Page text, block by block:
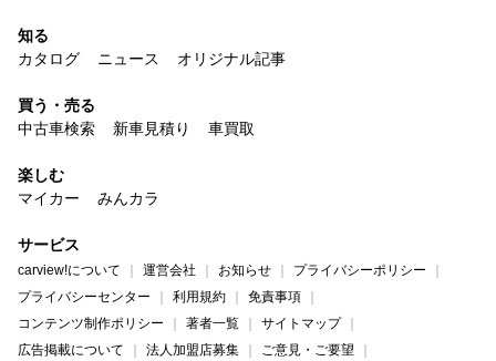
知る
カタログ
ニュース オリジナル記事
買う・売る
中古車検索
新車見積り 車買取
楽しむ
マイカー
みんカラ
サービス
carview!について 運営会社 お知らせ
プライバシーポリシー
プライバシーセンター
利用規約
免責事項
コンテンツ制作ポリシー
著者一覧
サイトマップ
広告掲載について
法人加盟店募集 ご意見・ご要望